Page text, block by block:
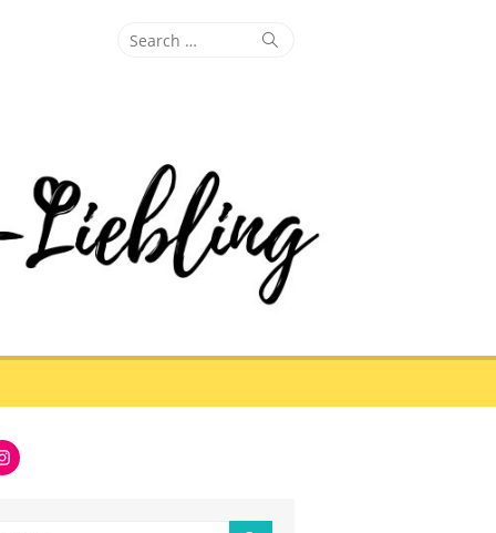
Search
Search
Instagram